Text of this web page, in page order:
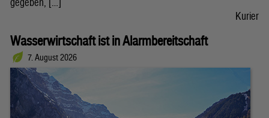
Kurier
Wasserwirtschaft ist in Alarmbereitschaft
7. August 2026